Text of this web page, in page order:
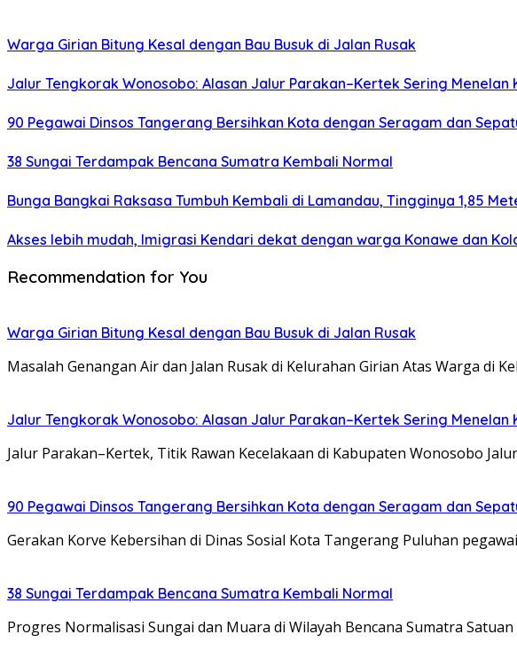
Warga Girian Bitung Kesal dengan Bau Busuk di Jalan Rusak
Jalur Tengkorak Wonosobo: Alasan Jalur Parakan–Kertek Sering Menelan
90 Pegawai Dinsos Tangerang Bersihkan Kota dengan Seragam dan
38 Sungai Terdampak Bencana Sumatra Kembali Normal
Bunga Bangkai Raksasa Tumbuh Kembali di Lamandau, Tingginya 1,85
Akses lebih mudah, Imigrasi Kendari dekat dengan warga Konawe dan
Recommendation for You
Warga Girian Bitung Kesal dengan Bau Busuk di Jalan Rusak
Masalah Genangan Air dan Jalan Rusak di Kelurahan Girian Atas Warga di
Jalur Tengkorak Wonosobo: Alasan Jalur Parakan–Kertek Sering Menelan
Jalur Parakan–Kertek, Titik Rawan Kecelakaan di Kabupaten Wonosobo
90 Pegawai Dinsos Tangerang Bersihkan Kota dengan Seragam dan
Gerakan Korve Kebersihan di Dinas Sosial Kota Tangerang Puluhan
38 Sungai Terdampak Bencana Sumatra Kembali Normal
Progres Normalisasi Sungai dan Muara di Wilayah Bencana Sumatra